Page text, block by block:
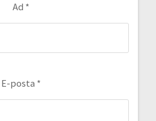
Ad *
E-posta *